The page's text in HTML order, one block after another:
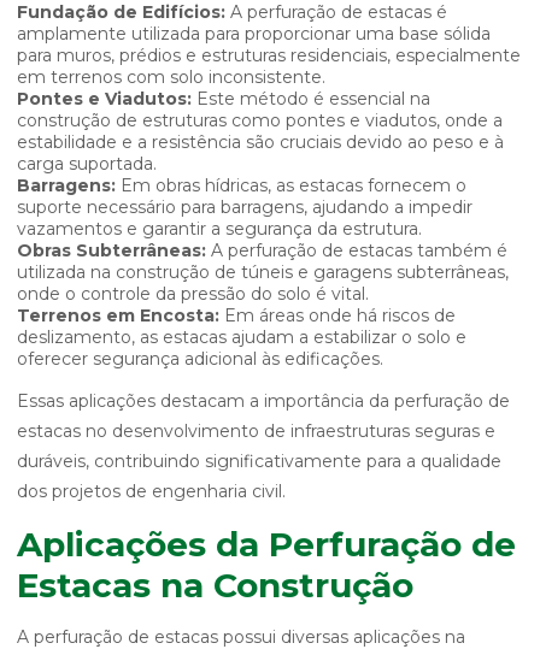
Fundação de Edifícios: A perfuração de estacas é
amplamente utilizada para proporcionar uma base sólida
para muros, prédios e estruturas residenciais, especialmente
em terrenos com solo inconsistente.
Pontes e Viadutos: Este método é essencial na
construção de estruturas como pontes e viadutos, onde a
estabilidade e a resistência são cruciais devido ao peso e à
carga suportada.
Barragens: Em obras hídricas, as estacas fornecem o
suporte necessário para barragens, ajudando a impedir
vazamentos e garantir a segurança da estrutura.
Obras Subterrâneas: A perfuração de estacas também é
utilizada na construção de túneis e garagens subterrâneas,
onde o controle da pressão do solo é vital.
Terrenos em Encosta: Em áreas onde há riscos de
deslizamento, as estacas ajudam a estabilizar o solo e
oferecer segurança adicional às edificações.
Essas aplicações destacam a importância da perfuração de
estacas no desenvolvimento de infraestruturas seguras e
duráveis, contribuindo significativamente para a qualidade
dos projetos de engenharia civil.
Aplicações da Perfuração de
Estacas na Construção
A perfuração de estacas possui diversas aplicações na